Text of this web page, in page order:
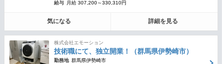
給与
月給 307,200～330,310円
気になる 詳細を見る
株式会社エモーション
技術職にて、独立開業！（群馬県伊勢崎市）
勤務地 群馬県伊勢崎市